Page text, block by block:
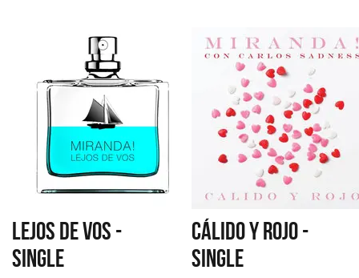
LEJOS DE VOS -
SINGLE
CÁLIDO Y ROJO -
SINGLE